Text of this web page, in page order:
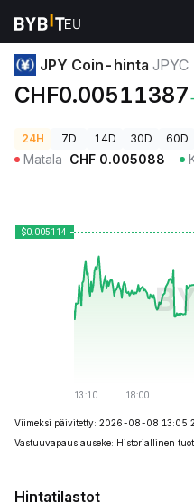
Kryptohinnat
JPY Coin-hinta JPYC
CHF0.00511387
24H 7D 14D 30D 60D
Matala CHF 0.005088
Viimeksi päivitetty: 2026-08-08
Vastuuvapauslauseke: Historiallinen
Hintatilastot